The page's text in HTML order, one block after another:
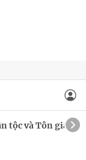
tộc và Tôn giáo